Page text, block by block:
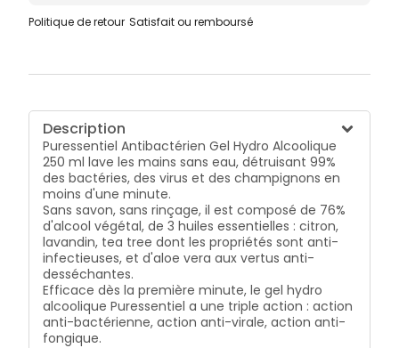
Politique de retour Satisfait ou remboursé
Description
Puressentiel Antibactérien Gel Hydro Alcoolique
250 ml lave les mains sans eau, détruisant 99%
des bactéries, des virus et des champignons en
moins d'une minute.
Sans savon, sans rinçage, il est composé de 76%
d'alcool végétal, de 3 huiles essentielles : citron,
lavandin, tea tree dont les propriétés sont anti-
infectieuses, et d'aloe vera aux vertus anti-
desséchantes.
Efficace dès la première minute, le gel hydro
alcoolique Puressentiel a une triple action : action
anti-bactérienne, action anti-virale, action anti-
fongique.